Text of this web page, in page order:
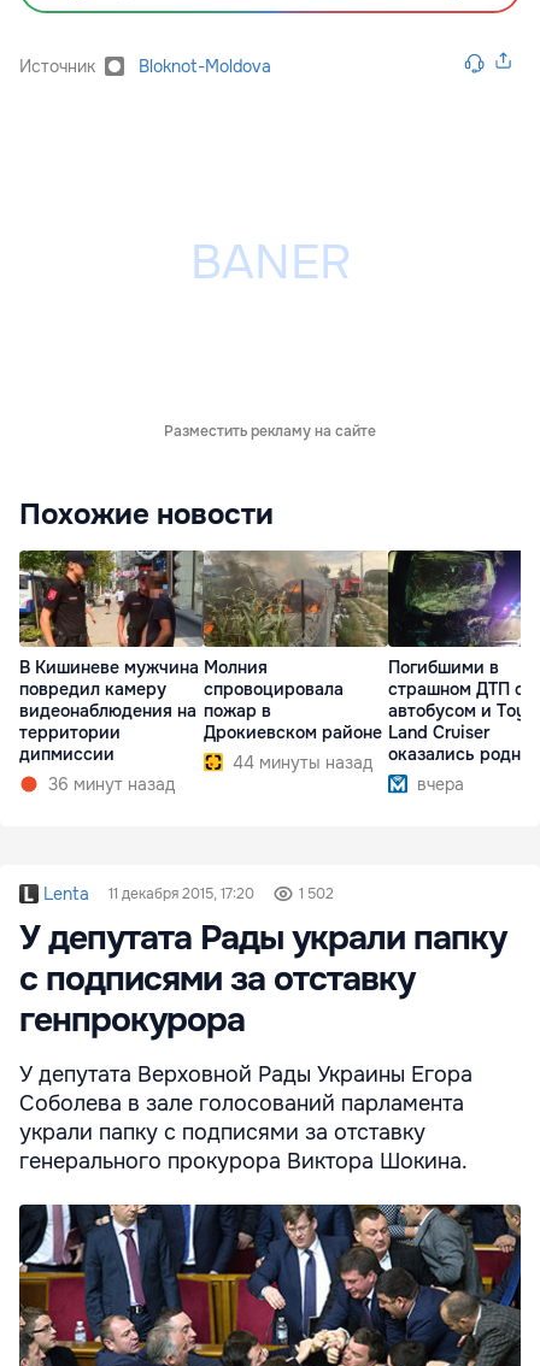
Источник Bloknot-Moldova
Разместить рекламу на сайте
Похожие новости
В Кишиневе мужчина
повредил камеру
видеонаблюдения на
территории
дипмиссии
36 минут назад
Молния
спровоцировала
пожар в
Дрокиевском районе
44 минуты назад
Погибшими в
страшном ДТП с
автобусом и
Land Cruiser
оказались
братьявчера
Lenta 11 декабря 2015, 17:20 1 502
У депутата Рады украли папку
с подписями за отставку
генпрокурора
У депутата Верховной Рады Украины Егора
Соболева в зале голосований парламента
украли папку с подписями за отставку
генерального прокурора Виктора Шокина.